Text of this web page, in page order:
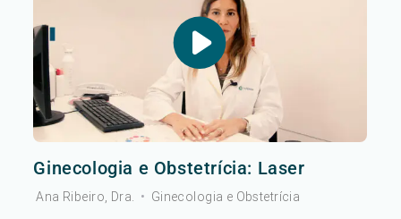
Ginecologia e Obstetrícia: Laser
Ana Ribeiro, Dra. • Ginecologia e Obstetrícia